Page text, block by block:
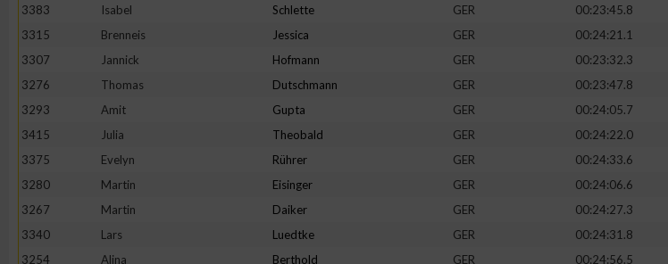
3383
Isabel Schlette GER
00:23:45.8
3315
Brenneis Jessica GER
00:24:21.1
3307
Jannick Hofmann GER 00:23:32.3
3276
Thomas Dutschmann GER
00:23:47.8
3293
Amit Gupta GER
00:24:05.7
3415
Julia Theobald GER
00:24:22.0
3375
Evelyn Rührer GER
00:24:33.6
3280
Martin Eisinger GER 00:24:06.6
3267
Martin Daiker GER
00:24:27.3
3340
Lars Luedtke GER
00:24:31.8
3254
Alina Berthold GER
00:24:56.5